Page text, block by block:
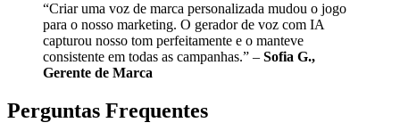
“Criar uma voz de marca personalizada mudou o jogo
para o nosso marketing. O gerador de voz com IA
capturou nosso tom perfeitamente e o manteve
consistente em todas as campanhas.” – Sofia G.,
Gerente de Marca
Perguntas Frequentes